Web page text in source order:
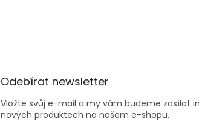
Odebírat newsletter
Vložte svůj e-mail a my vám budeme zasílat
nových produktech na našem e-shopu.